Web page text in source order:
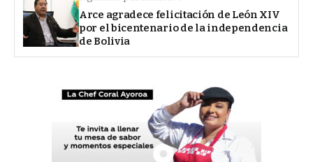
Arce agradece felicitación de León XIV
por el bicentenario de la independencia
de Bolivia